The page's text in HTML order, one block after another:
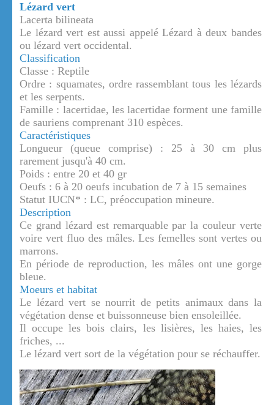
Lézard vert
Lacerta bilineata
Le lézard vert est aussi appelé Lézard à deux bandes
ou lézard vert occidental.
Classification
Classe : Reptile
Ordre : squamates, ordre rassemblant tous les lézards
et les serpents.
Famille : lacertidae, les lacertidae forment une famille
de sauriens comprenant 310 espèces.
Caractéristiques
Longueur (queue comprise) : 25 à 30 cm plus
rarement jusqu'à 40 cm.
Poids : entre 20 et 40 gr
Oeufs : 6 à 20 oeufs incubation de 7 à 15 semaines
Statut IUCN* : LC, préoccupation mineure.
Description
Ce grand lézard est remarquable par la couleur verte
voire vert fluo des mâles. Les femelles sont vertes ou
marrons.
En période de reproduction, les mâles ont une gorge
bleue.
Moeurs et habitat
Le lézard vert se nourrit de petits animaux dans la
végétation dense et buissonneuse bien ensoleillée.
Il occupe les bois clairs, les lisières, les haies, les
friches, ...
Le lézard vert sort de la végétation pour se réchauffer.